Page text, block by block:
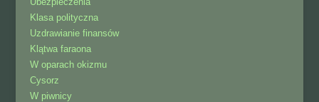
Klasa polityczna
Uzdrawianie finansów
Klątwa faraona
W oparach okizmu
Cysorz
W piwnicy